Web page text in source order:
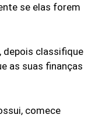
se elas forem
depois classifique
as suas finanças
comece